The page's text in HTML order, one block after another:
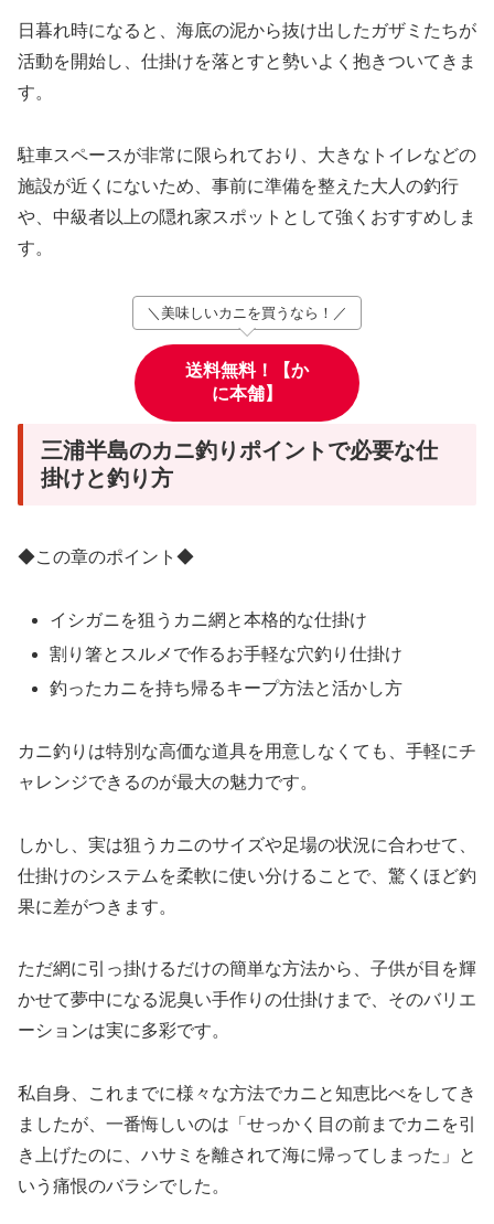
日暮れ時になると、海底の泥から抜け出したガザミたちが
活動を開始し、仕掛けを落とすと勢いよく抱きついてきま
す。
駐車スペースが非常に限られており、大きなトイレなどの
施設が近くにないため、事前に準備を整えた大人の釣行
や、中級者以上の隠れ家スポットとして強くおすすめしま
す。
＼美味しいカニを買うなら！／
送料無料！【か
に本舗】
三浦半島のカニ釣りポイントで必要な仕
掛けと釣り方
◆この章のポイント◆
イシガニを狙うカニ網と本格的な仕掛け
割り箸とスルメで作るお手軽な穴釣り仕掛け
釣ったカニを持ち帰るキープ方法と活かし方
カニ釣りは特別な高価な道具を用意しなくても、手軽にチ
ャレンジできるのが最大の魅力です。
しかし、実は狙うカニのサイズや足場の状況に合わせて、
仕掛けのシステムを柔軟に使い分けることで、驚くほど釣
果に差がつきます。
ただ網に引っ掛けるだけの簡単な方法から、子供が目を輝
かせて夢中になる泥臭い手作りの仕掛けまで、そのバリエ
ーションは実に多彩です。
私自身、これまでに様々な方法でカニと知恵比べをしてき
ましたが、一番悔しいのは「せっかく目の前までカニを引
き上げたのに、ハサミを離されて海に帰ってしまった」と
いう痛恨のバラシでした。